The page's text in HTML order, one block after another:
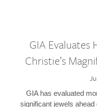
GIA
Christie’s
GIA has evaluated
significant jewels ahead